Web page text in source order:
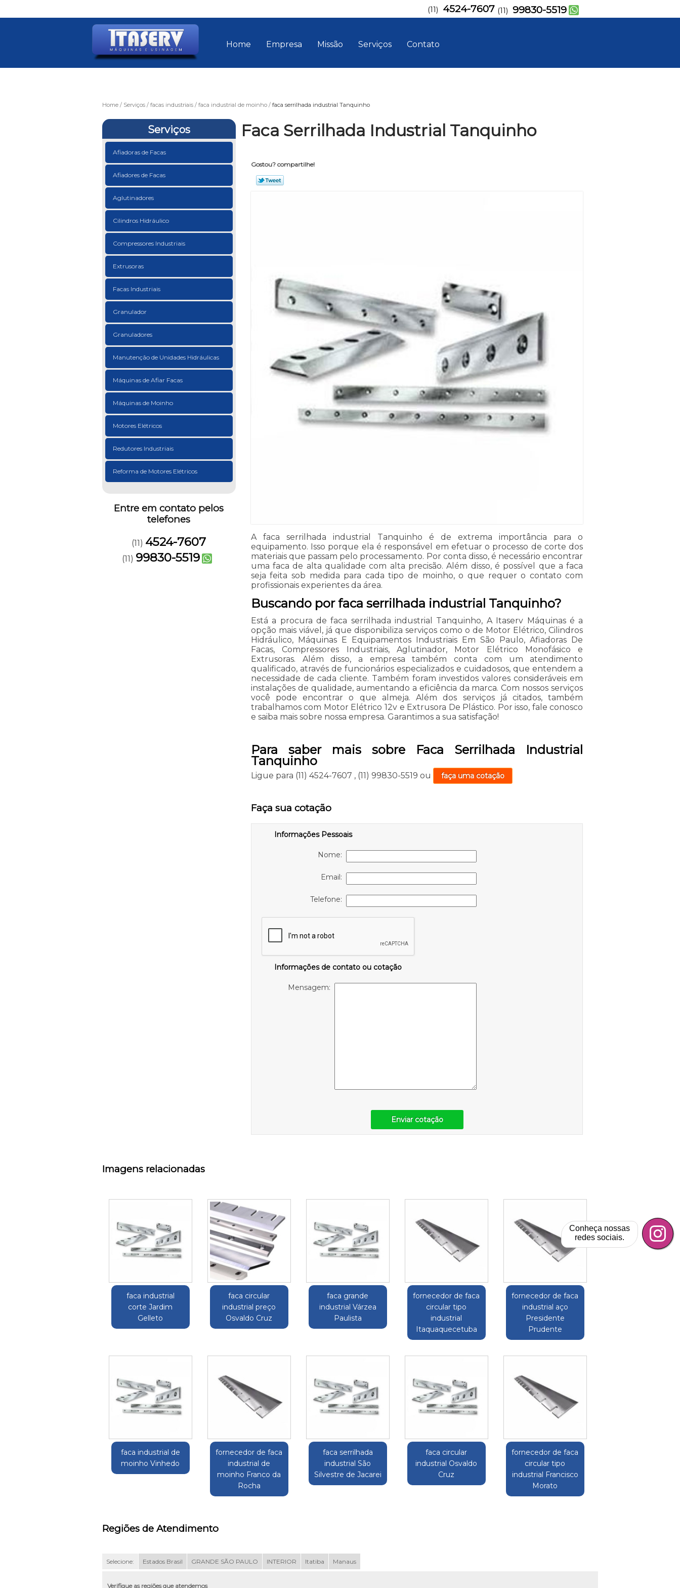
Home Empresa Missão Serviços Contato
(11) 4524-7607 (11) 99830-5519
Home Serviços facas industriais faca industrial de moinho faca serrilhada industrial Tanquinho
Serviços
Afiadoras de Facas
Afiadores de Facas
Aglutinadores
Cilindros Hidráulico
Compressores Industriais
Extrusoras
Facas Industriais
Granulador
Granuladores
Manutenção de Unidades Hidráulicas
Máquinas de Afiar Facas
Máquinas de Moinho
Motores Elétricos
Redutores Industriais
Reforma de Motores Elétricos
Entre em contato pelos
telefones
(11) 4524-7607
(11) 99830-5519
Faca Serrilhada Industrial Tanquinho
Gostou? compartilhe!
A faca serrilhada industrial Tanquinho é de extrema importância para o
equipamento. Isso porque ela é responsável em efetuar o processo de corte dos
materiais que passam pelo processamento. Por conta disso, é necessário encontrar
uma faca de alta qualidade com alta precisão. Além disso, é possível que a faca
seja feita sob medida para cada tipo de moinho, o que requer o contato com
profissionais experientes da área.
Buscando por faca serrilhada industrial Tanquinho?
Está a procura de faca serrilhada industrial Tanquinho, A Itaserv Máquinas é a
opção mais viável, já que disponibiliza serviços como o de Motor Elétrico, Cilindros
Hidráulico, Máquinas E Equipamentos Industriais Em São Paulo, Afiadoras De
Facas, Compressores Industriais, Aglutinador, Motor Elétrico Monofásico e
Extrusoras. Além disso, a empresa também conta com um atendimento
qualificado, através de funcionários especializados e cuidadosos, que entendem a
necessidade de cada cliente. Também foram investidos valores consideráveis em
instalações de qualidade, aumentando a eficiência da marca. Com nossos serviços
você pode encontrar o que almeja. Além dos serviços já citados, também
trabalhamos com Motor Elétrico 12v e Extrusora De Plástico. Por isso, fale conosco
e saiba mais sobre nossa empresa. Garantimos a sua satisfação!
Para saber mais sobre Faca Serrilhada Industrial
Tanquinho
Ligue para (11) 4524-7607 , (11) 99830-5519 ou faça uma cotação
Faça sua cotação
Informações Pessoais
Nome:
Email:
Telefone:
Informações de contato ou cotação
Mensagem:
Enviar cotação
Imagens relacionadas
faca industrial
corte Jardim
Gelleto
faca circular
industrial preço
Osvaldo Cruz
faca grande
industrial Várzea
Paulista
fornecedor de faca
circular tipo
industrial
Itaquaquecetuba
fornecedor de faca
industrial aço
Presidente
Prudente
faca industrial de
moinho Vinhedo
fornecedor de faca
industrial de
moinho Franco da
Rocha
faca serrilhada
industrial São
Silvestre de Jacarei
faca circular
industrial Osvaldo
Cruz
fornecedor de faca
circular tipo
industrial Francisco
Morato
Regiões de Atendimento
Selecione: Estados Brasil GRANDE SÃO PAULO INTERIOR Itatiba Manaus
Verifique as regiões que atendemos
Conheça nossas
redes sociais.